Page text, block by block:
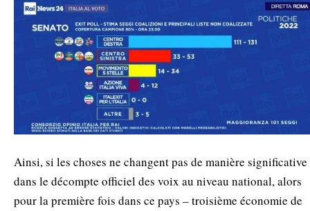
Ainsi, si les choses ne changent pas de manière significative
dans le décompte officiel des voix au niveau national, alors
pour la première fois dans ce pays – troisième économie de